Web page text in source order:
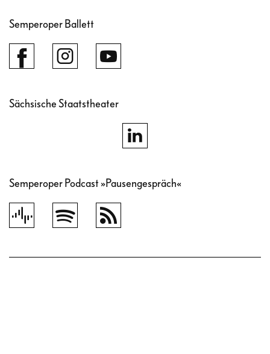
Semperoper Ballett
Sächsische Staatstheater
Semperoper Podcast »Pausengespräch«